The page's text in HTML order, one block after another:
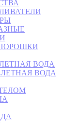
ВОДА
ВОДА